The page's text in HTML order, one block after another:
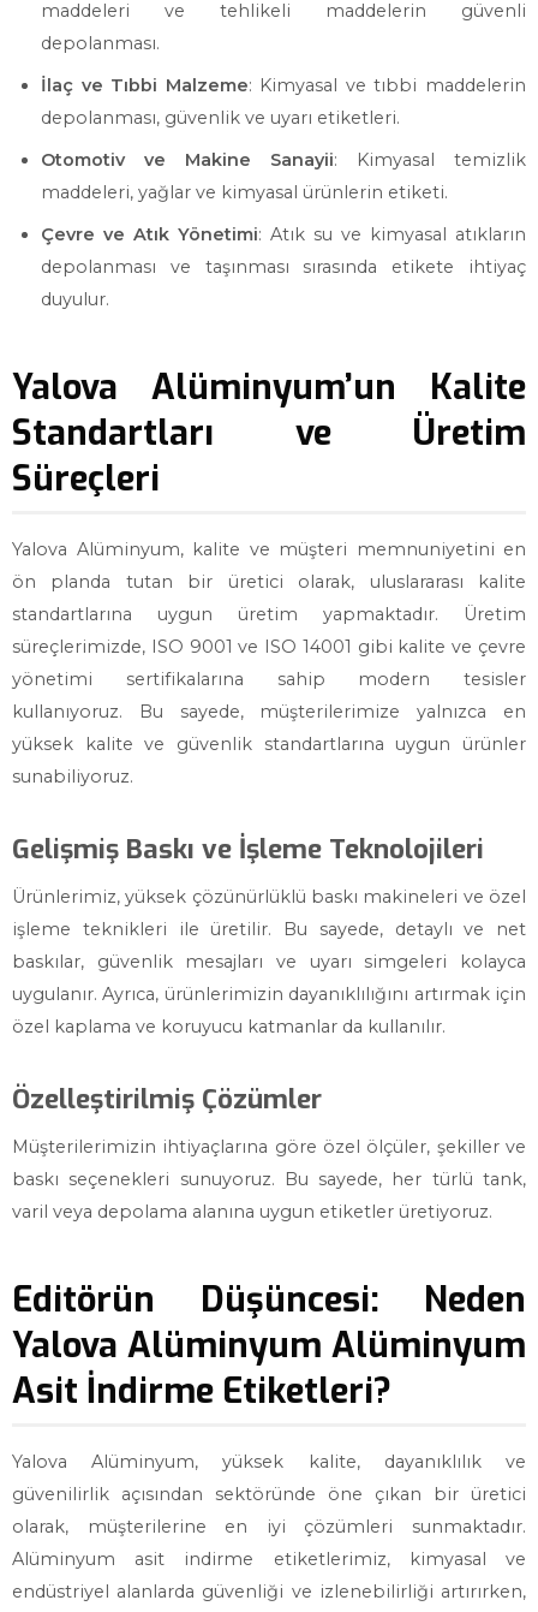
maddeleri ve tehlikeli maddelerin güvenli
depolanması.
İlaç ve Tıbbi Malzeme: Kimyasal ve tıbbi maddelerin
depolanması, güvenlik ve uyarı etiketleri.
Otomotiv ve Makine Sanayii: Kimyasal temizlik
maddeleri, yağlar ve kimyasal ürünlerin etiketi.
Çevre ve Atık Yönetimi: Atık su ve kimyasal atıkların
depolanması ve taşınması sırasında etikete ihtiyaç
duyulur.
Yalova Alüminyum’un Kalite
Standartları ve Üretim
Süreçleri
Yalova Alüminyum, kalite ve müşteri memnuniyetini en
ön planda tutan bir üretici olarak, uluslararası kalite
standartlarına uygun üretim yapmaktadır. Üretim
süreçlerimizde, ISO 9001 ve ISO 14001 gibi kalite ve çevre
yönetimi sertifikalarına sahip modern tesisler
kullanıyoruz. Bu sayede, müşterilerimize yalnızca en
yüksek kalite ve güvenlik standartlarına uygun ürünler
sunabiliyoruz.
Gelişmiş Baskı ve İşleme Teknolojileri
Ürünlerimiz, yüksek çözünürlüklü baskı makineleri ve özel
işleme teknikleri ile üretilir. Bu sayede, detaylı ve net
baskılar, güvenlik mesajları ve uyarı simgeleri kolayca
uygulanır. Ayrıca, ürünlerimizin dayanıklılığını artırmak için
özel kaplama ve koruyucu katmanlar da kullanılır.
Özelleştirilmiş Çözümler
Müşterilerimizin ihtiyaçlarına göre özel ölçüler, şekiller ve
baskı seçenekleri sunuyoruz. Bu sayede, her türlü tank,
varil veya depolama alanına uygun etiketler üretiyoruz.
Editörün Düşüncesi: Neden
Yalova Alüminyum Alüminyum
Asit İndirme Etiketleri?
Yalova Alüminyum, yüksek kalite, dayanıklılık ve
güvenilirlik açısından sektöründe öne çıkan bir üretici
olarak, müşterilerine en iyi çözümleri sunmaktadır.
Alüminyum asit indirme etiketlerimiz, kimyasal ve
endüstriyel alanlarda güvenliği ve izlenebilirliği artırırken,